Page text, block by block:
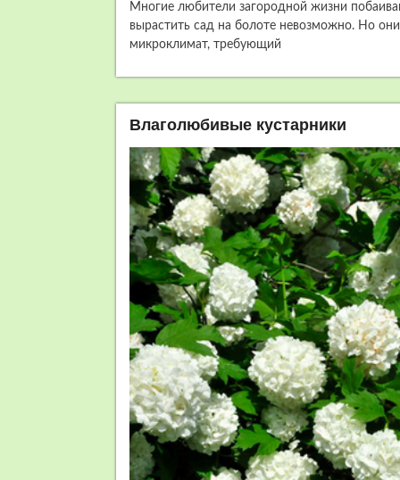
Многие любители загородной жизни
вырастить сад на болоте невозможно. Но
микроклимат, требующий
Влаголюбивые кустарники